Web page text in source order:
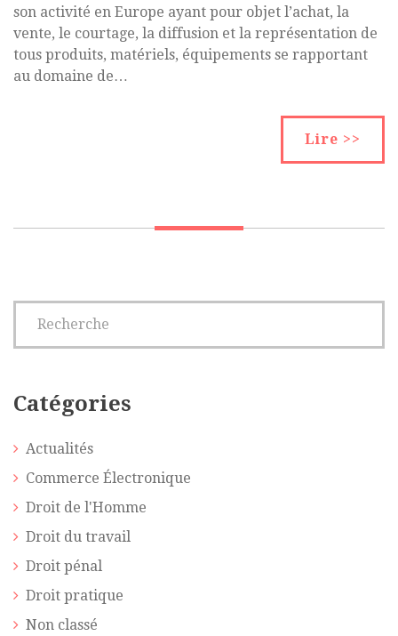
son activité en Europe ayant pour objet l’achat, la
vente, le courtage, la diffusion et la représentation de
tous produits, matériels, équipements se rapportant
au domaine de…
Lire >>
Catégories
Actualités
Commerce Électronique
Droit de l'Homme
Droit du travail
Droit pénal
Droit pratique
Non classé